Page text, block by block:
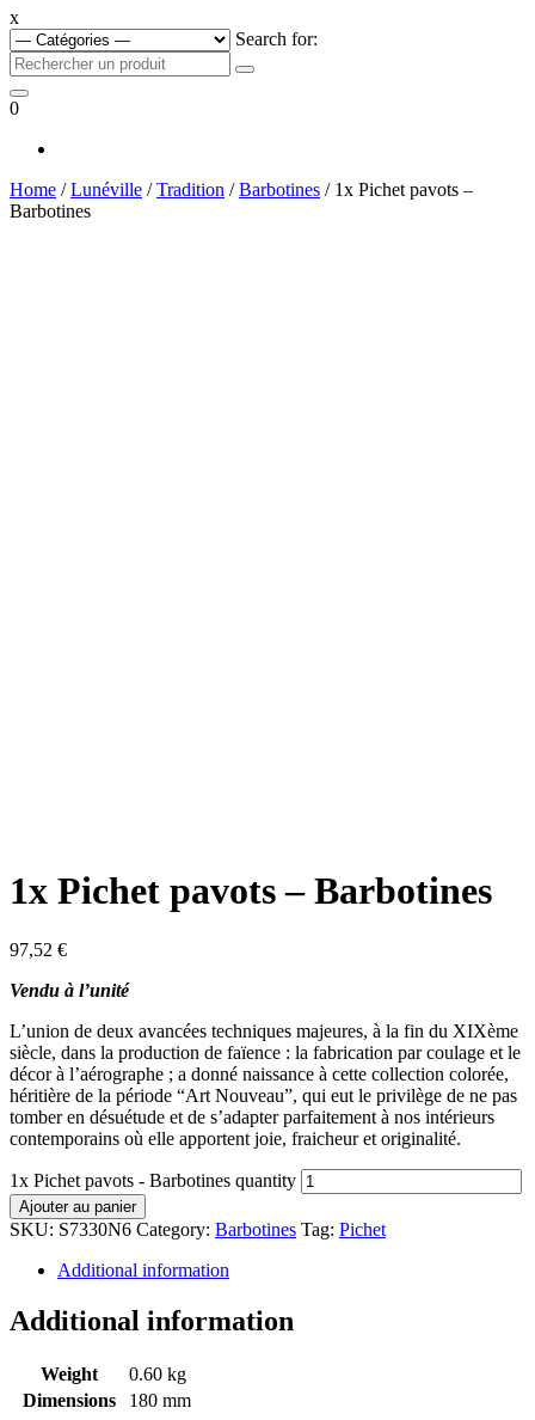
x
Search for:
0
Home /Lunéville /Tradition /Barbotines / 1x Pichet pavots –
Barbotines
1x Pichet pavots – Barbotines
97,52 €
Vendu à l’unité
L’union de deux avancées techniques majeures, à la fin du XIXème
siècle, dans la production de faïence : la fabrication par coulage et le
décor à l’aérographe ; a donné naissance à cette collection colorée,
héritière de la période “Art Nouveau”, qui eut le privilège de ne pas
tomber en désuétude et de s’adapter parfaitement à nos intérieurs
contemporains où elle apportent joie, fraicheur et originalité.
1x Pichet pavots - Barbotines quantity
Ajouter au panier
SKU: S7330N6 Category: Barbotines Tag: Pichet
Additional information
Additional information
Weight
0.60 kg
Dimensions
180 mm